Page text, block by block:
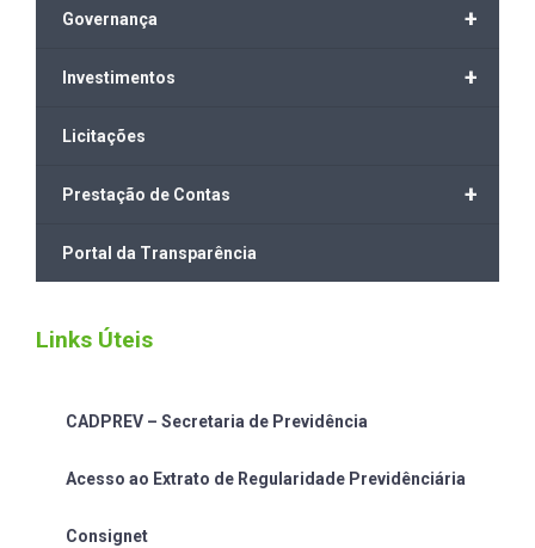
+
Governança
+
Investimentos
Licitações
+
Prestação de Contas
Portal da Transparência
Links Úteis
CADPREV – Secretaria de Previdência
Acesso ao Extrato de Regularidade Previdênciária
Consignet